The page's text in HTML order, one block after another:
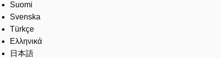
Suomi
Svenska
Türkçe
Ελληνικά
日本語